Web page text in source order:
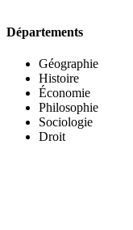
Départements
Géographie
Histoire
Économie
Philosophie
Sociologie
Droit